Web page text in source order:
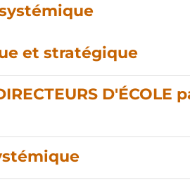
et stratégique
D'ÉCOLE